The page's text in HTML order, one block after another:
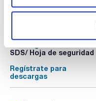
Regístrate para
SDS/ Hoja de seguridad
Regístrate para
descargas